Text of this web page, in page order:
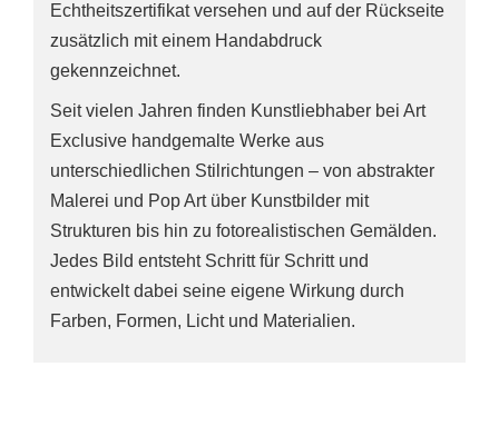
Echtheitszertifikat versehen und auf der Rückseite
zusätzlich mit einem Handabdruck
gekennzeichnet.
Seit vielen Jahren finden Kunstliebhaber bei Art
Exclusive handgemalte Werke aus
unterschiedlichen Stilrichtungen – von abstrakter
Malerei und Pop Art über Kunstbilder mit
Strukturen bis hin zu fotorealistischen Gemälden.
Jedes Bild entsteht Schritt für Schritt und
entwickelt dabei seine eigene Wirkung durch
Farben, Formen, Licht und Materialien.